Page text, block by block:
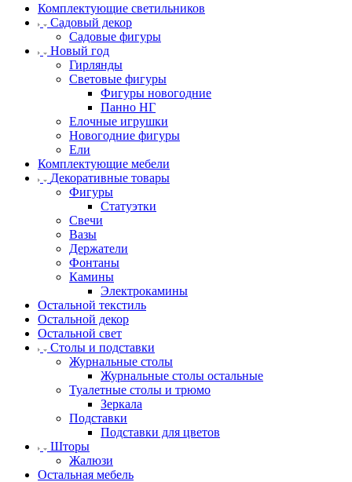
Комплектующие светильников
Садовый декор
Садовые фигуры
Новый год
Гирлянды
Световые фигуры
Фигуры новогодние
Панно НГ
Елочные игрушки
Новогодние фигуры
Ели
Комплектующие мебели
Декоративные товары
Фигуры
Статуэтки
Свечи
Вазы
Держатели
Фонтаны
Камины
Электрокамины
Остальной текстиль
Остальной декор
Остальной свет
Столы и подставки
Журнальные столы
Журнальные столы остальные
Туалетные столы и трюмо
Зеркала
Подставки
Подставки для цветов
Шторы
Жалюзи
Остальная мебель